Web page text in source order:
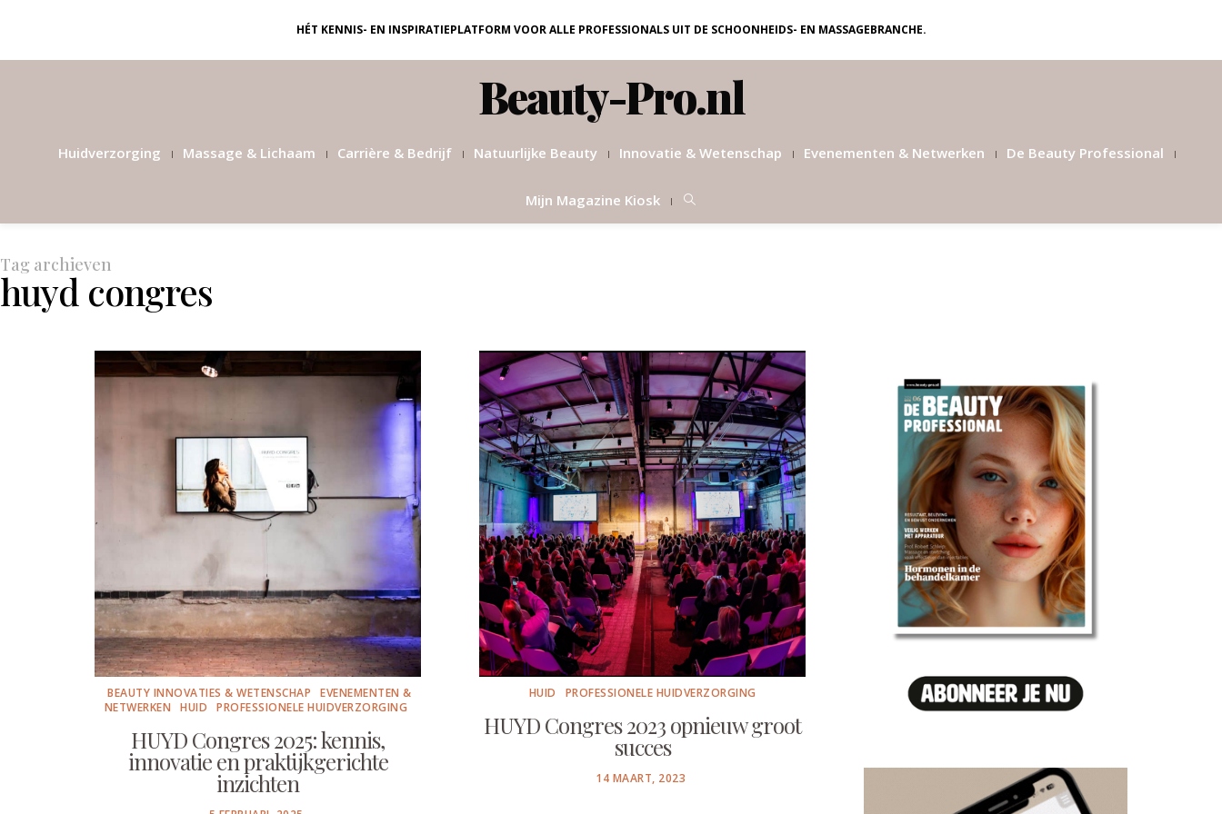
HÉT KENNIS- EN INSPIRATIEPLATFORM VOOR ALLE PROFESSIONALS UIT DE SCHOONHEIDS- EN MASSAGEBRANCHE.
Beauty-Pro.nl
Huidverzorging Massage & Lichaam Carrière & Bedrijf Natuurlijke Beauty Innovatie & Wetenschap Evenementen & Netwerken De Beauty Professional
Mijn Magazine Kiosk
Tag archieven
huyd congres
BEAUTY INNOVATIES & WETENSCHAP
EVENEMENTEN &
NETWERKEN
HUID PROFESSIONELE HUIDVERZORGING
HUYD Congres 2025: kennis,
innovatie en praktijkgerichte
inzichten
HUID PROFESSIONELE HUIDVERZORGING
HUYD Congres 2023 opnieuw groot
succes
POSTED
14 MAART, 2023